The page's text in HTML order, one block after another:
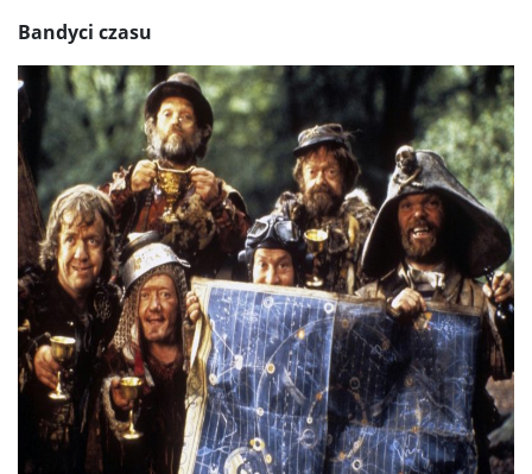
Bandyci czasu